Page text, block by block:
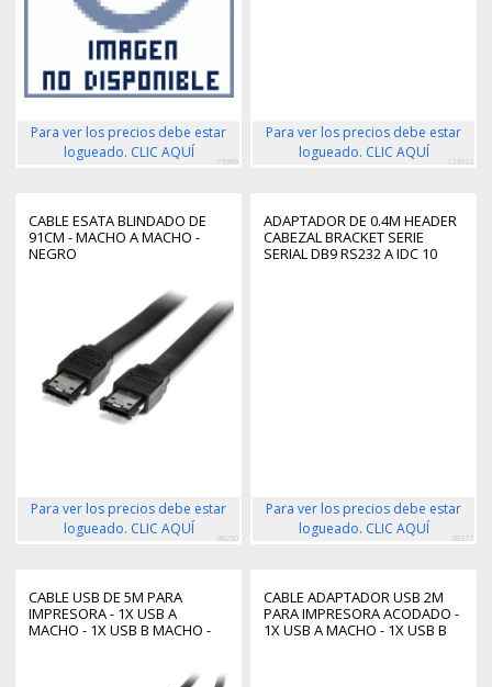
Para ver los precios debe estar
logueado. CLIC AQUÍ
73989
Para ver los precios debe estar
logueado. CLIC AQUÍ
123932
CABLE ESATA BLINDADO DE
91CM - MACHO A MACHO -
NEGRO
Para ver los precios debe estar
logueado. CLIC AQUÍ
38250
ADAPTADOR DE 0.4M HEADER
CABEZAL BRACKET SERIE
SERIAL DB9 RS232 A IDC 10
Para ver los precios debe estar
logueado. CLIC AQUÍ
38377
CABLE USB DE 5M PARA
IMPRESORA - 1X USB A
MACHO - 1X USB B MACHO -
CABLE ADAPTADOR USB 2M
PARA IMPRESORA ACODADO -
1X USB A MACHO - 1X USB B